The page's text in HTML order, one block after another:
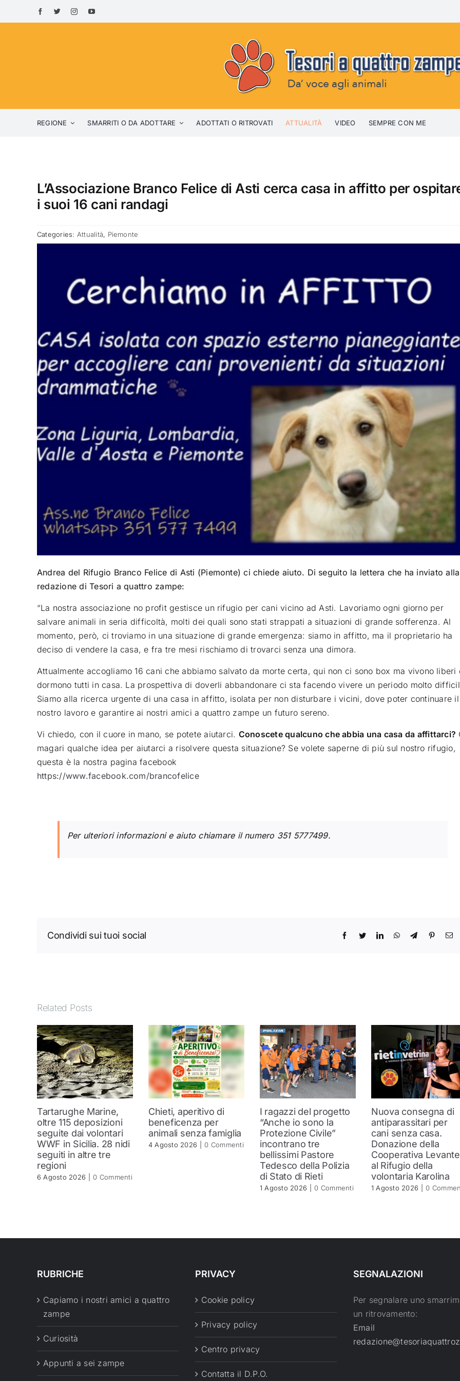
to
REGIONE SMARRITI O DA ADOTTARE ADOTTATI O RITROVATI ATTUALITÀ VIDEO SEMPRE CON ME
L’Associazione Branco Felice di Asti cerca casa in affitto per
i suoi 16 cani randagi
Categories: Attualità, Piemonte
Andrea del Rifugio Branco Felice di Asti (Piemonte) ci chiede aiuto. Di seguito la lettera che ha inviato alla
redazione di Tesori a quattro zampe:
“La nostra associazione no profit gestisce un rifugio per cani vicino ad Asti. Lavoriamo ogni giorno per
salvare animali in seria difficoltà, molti dei quali sono stati strappati a situazioni di grande sofferenza. Al
momento, però, ci troviamo in una situazione di grande emergenza: siamo in affitto, ma il proprietario ha
deciso di vendere la casa, e fra tre mesi rischiamo di trovarci senza una dimora.
Attualmente accogliamo 16 cani che abbiamo salvato da morte certa, qui non ci sono box ma vivono liberi
dormono tutti in casa. La prospettiva di doverli abbandonare ci sta facendo vivere un periodo molto
Siamo alla ricerca urgente di una casa in affitto, isolata per non disturbare i vicini, dove poter continuare il
nostro lavoro e garantire ai nostri amici a quattro zampe un futuro sereno.
Vi chiedo, con il cuore in mano, se potete aiutarci. Conoscete qualcuno che abbia una casa da affittarci?
magari qualche idea per aiutarci a risolvere questa situazione? Se volete saperne di più sul nostro rifugio,
questa è la nostra pagina facebook
https://www.facebook.com/brancofelice
Per ulteriori informazioni e aiuto chiamare il numero 351 5777499.
Condividi sui tuoi social
Related Posts
Tartarughe Marine,
oltre 115 deposizioni
seguite dai volontari
WWF in Sicilia. 28 nidi
seguiti in altre tre
regioni
6 Agosto 2026 0 Commenti
Chieti, aperitivo di
beneficenza per
animali senza famiglia
4 Agosto 2026 0 Commenti
I ragazzi del progetto
“Anche io sono la
Protezione Civile”
incontrano tre
bellissimi Pastore
Tedesco della Polizia
di Stato di Rieti
1 Agosto 2026 0 Commenti
Nuova consegna di
antiparassitari per
cani senza casa.
Donazione della
Cooperativa Levante
al Rifugio della
volontaria Karolina
1 Agosto 2026 0
RUBRICHE
Capiamo i nostri amici a quattro
zampe
Curiosità
Appunti a sei zampe
PRIVACY
Cookie policy
Privacy policy
Centro privacy
Contatta il D.P.O.
SEGNALAZIONI
Per segnalare uno
un ritrovamento:
Email